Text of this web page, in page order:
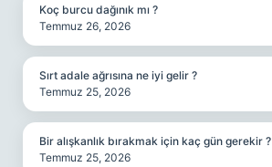
Koç burcu dağınık mı ?
Temmuz 26, 2026
Sırt adale ağrısına ne iyi gelir ?
Temmuz 25, 2026
Bir alışkanlık bırakmak için kaç gün gerekir ?
Temmuz 25, 2026